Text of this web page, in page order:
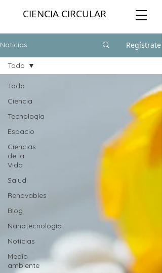
CIENCIA CIRCULAR
Noticias Regístrate
Todo
Ciencia
Tecnología
Espacio
Ciencias
de la
Vida
Salud
Renovables
Blog
Nanotecnología
Noticias
Medio
ambiente
Todo